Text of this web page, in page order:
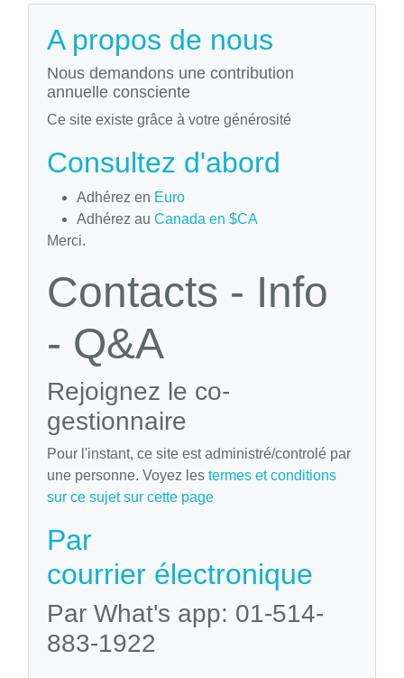
A propos de nous
Nous demandons une contribution
annuelle consciente
Ce site existe grâce à votre générosité
Consultez d'abord
Adhérez en Euro
Adhérez au Canada en $CA
Merci.
Contacts - Info
- Q&A
Rejoignez le co-
gestionnaire
Pour l'instant, ce site est administré/controlé par
une personne. Voyez les termes et conditions
sur ce sujet sur cette page
Par
courrier électronique
Par What's app: 01-514-
883-1922